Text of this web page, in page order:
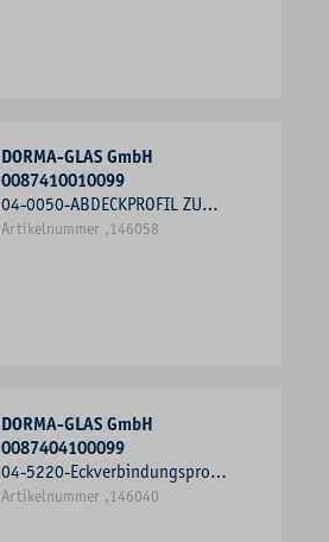
DORMA-GLAS GmbH
0087410010099
04-0050-ABDECKPROFIL ZUM
EINCLIPSEN 2000MM
Artikelnummer ,146058
DORMA-GLAS GmbH
0087404100099
04-5220-Eckverbindungsprofil
2000mm 90°
Artikelnummer ,146040